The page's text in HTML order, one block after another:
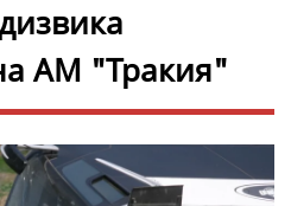
АМ "Тракия"